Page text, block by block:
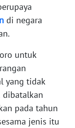
di negara
untuk
yang tidak
dibatalkan
pada tahun
jenis itu